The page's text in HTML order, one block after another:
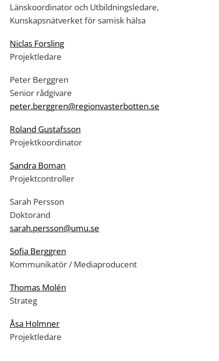
Länskoordinator och Utbildningsledare,
Kunskapsnätverket för samisk hälsa
Niclas Forsling
Projektledare
Peter Berggren
Senior rådgivare
peter.berggren@regionvasterbotten.se
Roland Gustafsson
Projektkoordinator
Sandra Boman
Projektcontroller
Sarah Persson
Doktorand
sarah.persson@umu.se
Sofia Berggren
Kommunikatör / Mediaproducent
Thomas Molén
Strateg
Åsa Holmner
Projektledare